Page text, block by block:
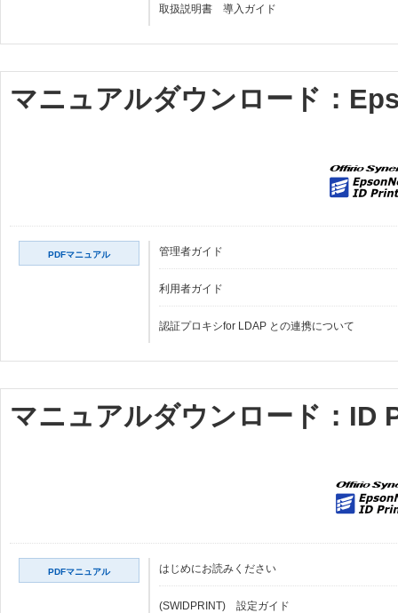
取扱説明書 導入ガイド
マニュアルダウンロード：
PDFマニュアル 管理者ガイド
利用者ガイド
認証プロキシfor LDAP との連携について
マニュアルダウンロード：ID
PDFマニュアル はじめにお読みください
(SWIDPRINT) 設定ガイド